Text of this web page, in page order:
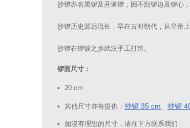
抄锣亦名黑锣及开道锣，因不刮锣边及锣心
抄锣历史源远流长，早在古时朝代，从皇帝
抄锣在锣钹之乡武汉手工打造。
锣面尺寸 :
20 cm
其他尺寸亦有提供： 抄锣 35 cm 抄锣
如沒有理想的尺寸，请在下方联系我们